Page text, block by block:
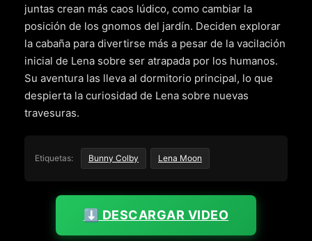
juntas crean más caos lúdico, como cambiar la
posición de los gnomos del jardín. Deciden explorar
la cabaña para divertirse más a pesar de la vacilación
inicial de Lena sobre ser atrapada por los humanos.
Su aventura las lleva al dormitorio principal, lo que
despierta la curiosidad de Lena sobre nuevas
travesuras.
Etiquetas: Bunny Colby Lena Moon
⬇️ DESCARGAR VIDEO